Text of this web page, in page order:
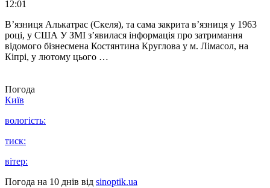
12:01
В’язниця Алькатрас (Скеля), та сама закрита в’язниця у 1963
році, у США У ЗМІ з’явилася інформація про затримання
відомого бізнесмена Костянтина Круглова у м. Лімасол, на
Кіпрі, у лютому цього …
Погода
Київ
вологість:
тиск:
вітер:
Погода на 10 днів від sinoptik.ua